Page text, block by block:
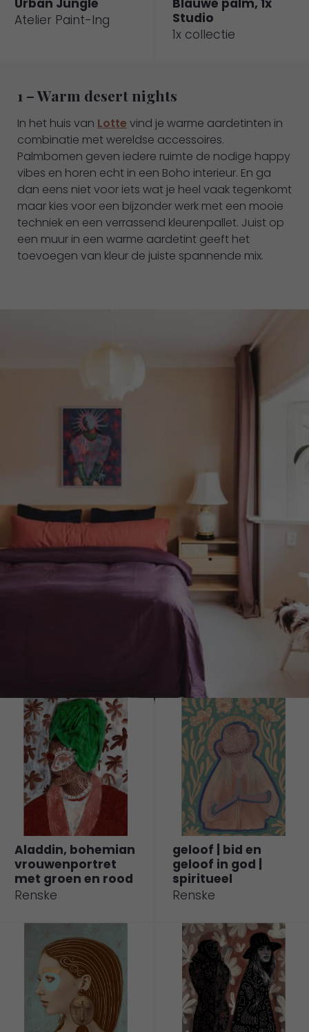
Naar
Urban Jungle
Atelier Paint-Ing
Naar
Werkaandemuur.
nl
Blauwe palm, 1x
Studio
1x collectie
Naar
Werkaandemuur.
nl
1 – Warm desert nights
In het huis van Lotte vind je warme aardetinten in
combinatie met wereldse accessoires.
Palmbomen geven iedere ruimte de nodige happy
vibes en horen echt in een Boho interieur. En ga
dan eens niet voor iets wat je heel vaak tegenkomt
maar kies voor een bijzonder werk met een mooie
techniek en een verrassend kleurenpallet. Juist op
een muur in een warme aardetint geeft het
toevoegen van kleur de juiste spannende mix.
Aladdin, bohemian
vrouwenportret
met groen en rood
Renske
geloof | bid en
geloof in god |
spiritueel
Renske